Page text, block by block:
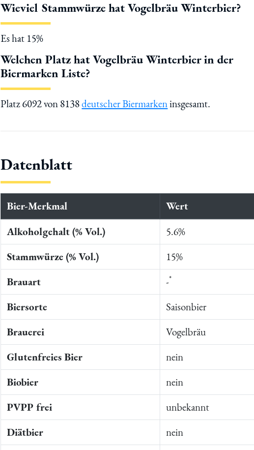
Wieviel Stammwürze hat Vogelbräu Winterbier?
Es hat 15%
Welchen Platz hat Vogelbräu Winterbier in der
Biermarken Liste?
Platz 6092 von 8138deutscher Biermarkeninsgesamt.
Datenblatt
Bier-Merkmal
Wert
Alkoholgehalt (% Vol.)
5.6%
Stammwürze (% Vol.)
15%
Brauart
-*
Biersorte
Saisonbier
Brauerei
Vogelbräu
Glutenfreies Bier
nein
Biobier
nein
PVPP frei
unbekannt
Diätbier
nein